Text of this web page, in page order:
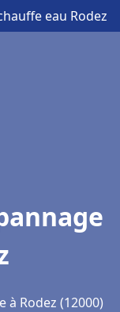
eau Rodez
Rodez (12000)